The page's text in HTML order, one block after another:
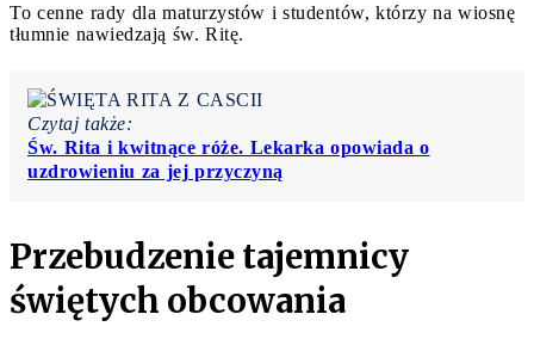
To cenne rady dla maturzystów i studentów, którzy na wiosnę
tłumnie nawiedzają św. Ritę.
Czytaj także:
Św. Rita i kwitnące róże. Lekarka opowiada o
uzdrowieniu za jej przyczyną
Przebudzenie tajemnicy
świętych obcowania